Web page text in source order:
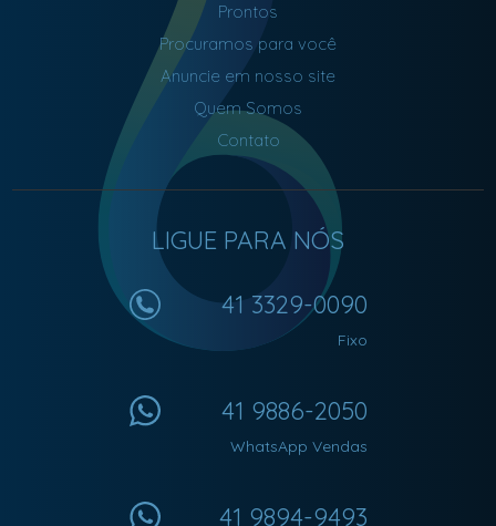
Prontos
Procuramos para você
Anuncie em nosso site
Quem Somos
Contato
LIGUE PARA NÓS
41 3329-0090
Fixo
41 9886-2050
WhatsApp Vendas
41 9894-9493